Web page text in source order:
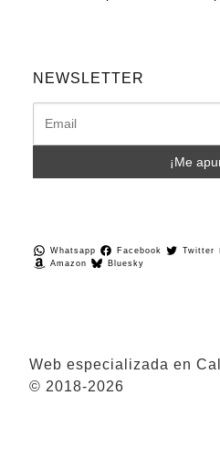
NEWSLETTER
Whatsapp Facebook Twitter
Amazon
Bluesky
Web especializada en
© 2018-2026